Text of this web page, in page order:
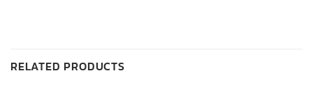
RELATED PRODUCTS